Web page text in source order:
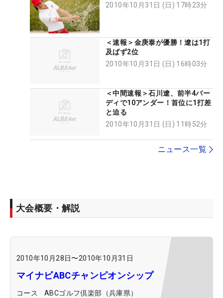
2010年10月31日 (日) 17時23分
＜速報＞金庚泰が優勝！遼は1打
及ばず2位
2010年10月31日 (日) 16時03分
＜中間速報＞石川遼、前半4バー
ディで10アンダー！首位に1打差
と迫る
2010年10月31日 (日) 11時52分
ニュース一覧
大会概要・解説
2010年10月28日〜2010年10月31日
マイナビABCチャンピオンシップ
コース ABCゴルフ倶楽部（兵庫県）